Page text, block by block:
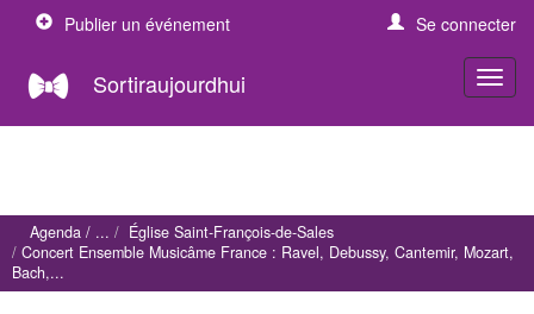
Publier un événement Se connecter
Sortiraujourdhui
Agenda
Église Saint-François-de-Sales
Concert Ensemble Musicâme France : Ravel, Debussy, Cantemir, Mozart,
Bach,...